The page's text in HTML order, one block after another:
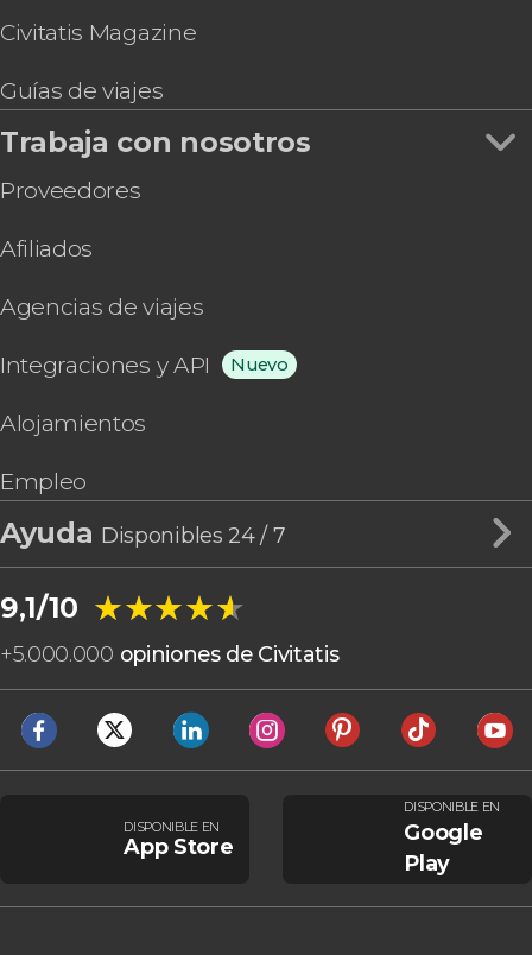
Civitatis Magazine
Guías de viajes
Trabaja con nosotros
Proveedores
Afiliados
Agencias de viajes
Integraciones y API Nuevo
Alojamientos
Empleo
Ayuda Disponibles 24 / 7
9,1/10 ★★★★★
★★★★★
+5.000.000 opiniones de Civitatis
DISPONIBLE EN
App Store
DISPONIBLE EN
Google
Play